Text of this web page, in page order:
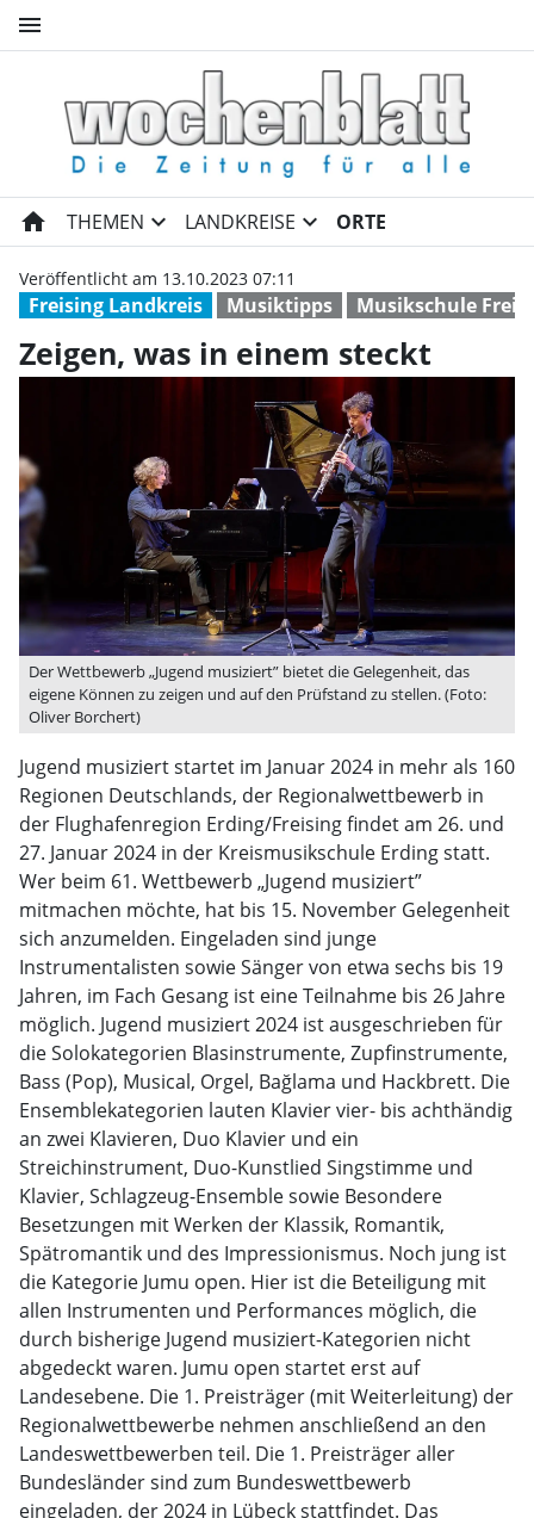
menu
Zeigen, was in einem steckt |
home THEMEN expand_more LANDKREISE expand_more ORTE
Freising Landkreis Musiktipps Musikschule
Veröffentlicht am 13.10.2023 07:11
Zeigen, was in einem steckt
Der Wettbewerb „Jugend musiziert” bietet die Gelegenheit, das
eigene Können zu zeigen und auf den Prüfstand zu stellen. (Foto:
Oliver Borchert)
Jugend musiziert startet im Januar 2024 in mehr als 160
Regionen Deutschlands, der Regionalwettbewerb in
der Flughafenregion Erding/Freising findet am 26. und
27. Januar 2024 in der Kreismusikschule Erding statt.
Wer beim 61. Wettbewerb „Jugend musiziert”
mitmachen möchte, hat bis 15. November Gelegenheit
sich anzumelden. Eingeladen sind junge
Instrumentalisten sowie Sänger von etwa sechs bis 19
Jahren, im Fach Gesang ist eine Teilnahme bis 26 Jahre
möglich. Jugend musiziert 2024 ist ausgeschrieben für
die Solokategorien Blasinstrumente, Zupfinstrumente,
Bass (Pop), Musical, Orgel, Bağlama und Hackbrett. Die
Ensemblekategorien lauten Klavier vier- bis achthändig
an zwei Klavieren, Duo Klavier und ein
Streichinstrument, Duo-Kunstlied Singstimme und
Klavier, Schlagzeug-Ensemble sowie Besondere
Besetzungen mit Werken der Klassik, Romantik,
Spätromantik und des Impressionismus. Noch jung ist
die Kategorie Jumu open. Hier ist die Beteiligung mit
allen Instrumenten und Performances möglich, die
durch bisherige Jugend musiziert-Kategorien nicht
abgedeckt waren. Jumu open startet erst auf
Landesebene. Die 1. Preisträger (mit Weiterleitung) der
Regionalwettbewerbe nehmen anschließend an den
Landeswettbewerben teil. Die 1. Preisträger aller
Bundesländer sind zum Bundeswettbewerb
eingeladen, der 2024 in Lübeck stattfindet. Das